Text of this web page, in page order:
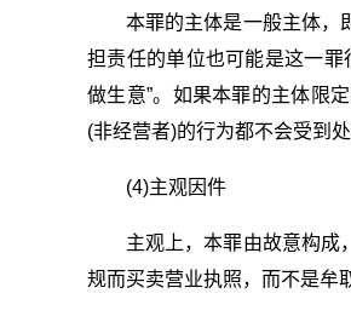
本罪的主体是一般主体，
担责任的单位也可能是这一
做生意”。如果本罪的主体限
(非经营者)的行为都不会受到
(4)主观因件
主观上，本罪由故意构成
规而买卖营业执照，而不是牟